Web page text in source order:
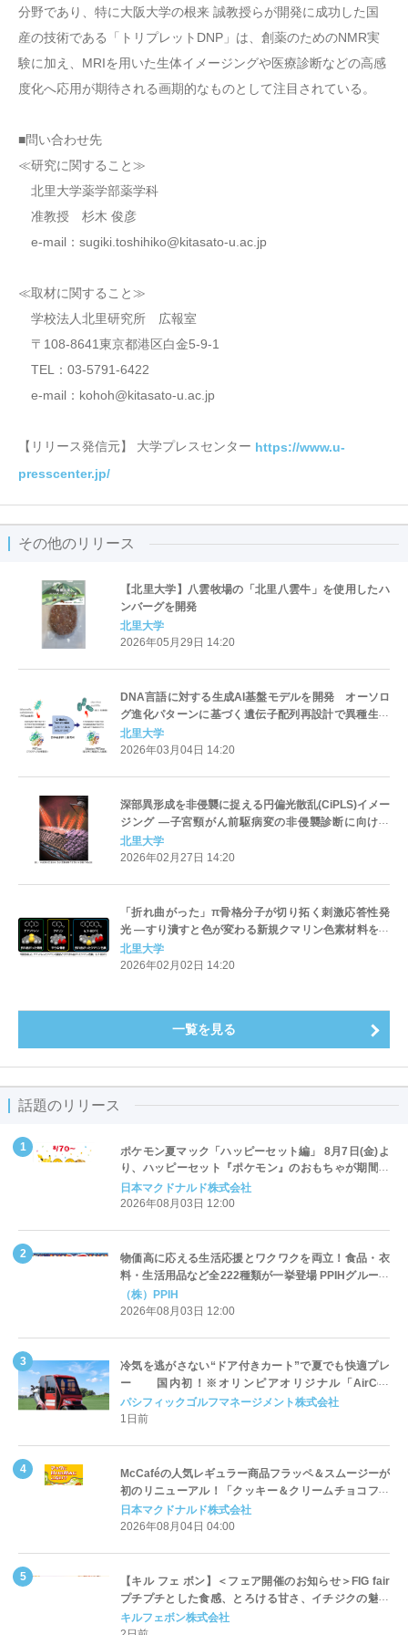
分野であり、特に大阪大学の根来 誠教授らが開発に成功した国
産の技術である「トリプレットDNP」は、創薬のためのNMR実
験に加え、MRIを用いた生体イメージングや医療診断などの高感
度化へ応用が期待される画期的なものとして注目されている。
■問い合わせ先
≪研究に関すること≫
北里大学薬学部薬学科
准教授 杉木 俊彦
e-mail：sugiki.toshihiko@kitasato-u.ac.jp
≪取材に関すること≫
学校法人北里研究所 広報室
〒108-8641東京都港区白金5-9-1
TEL：03-5791-6422
e-mail：kohoh@kitasato-u.ac.jp
【リリース発信元】 大学プレスセンター https://www.u-
presscenter.jp/
その他のリリース
【北里大学】八雲牧場の「北里八雲牛」を使用したハ
ンバーグを開発
北里大学
2026年05月29日 14:20
DNA言語に対する生成AI基盤モデルを開発 オーソロ
グ進化パターンに基づく遺伝子配列再設計で異種生物
での高発現を可能に ～バクテリアのプラスチック分解
能力を最大約10倍向上～（北里大学）
北里大学
2026年03月04日 14:20
深部異形成を非侵襲に捉える円偏光散乱(CiPLS)イメー
ジング ―子宮頸がん前駆病変の非侵襲診断に向けて
―（北里大学）
北里大学
2026年02月27日 14:20
「折れ曲がった」π骨格分子が切り拓く刺激応答性発
光 ―すり潰すと色が変わる新規クマリン色素材料を開
発―（北里大学）
北里大学
2026年02月02日 14:20
一覧を見る
話題のリリース
ポケモン夏マック「ハッピーセット編」 8月7日(金)よ
り、ハッピーセット『ポケモン』のおもちゃが期間限
定登場
日本マクドナルド株式会社
2026年08月03日 12:00
物価高に応える生活応援とワクワクを両立！食品・衣
料・生活用品など全222種類が一挙登場 PPIHグループ
「夏福袋」＆セール 8月6日(木)より順次スタート
（株）PPIH
2026年08月03日 12:00
冷気を逃がさない“ドア付きカート”で夏でも快適プレ
ー 国内初！※オリンピアオリジナル「AirCon
Cart（エアコンカート）」導入 | ＰＧＭ
パシフィックゴルフマネージメント株式会社
1日前
McCaféの人気レギュラー商品フラッペ＆スムージーが
初のリニューアル！「クッキー＆クリームチョコフラ
ッペ」「マンゴースムージー」8月5日（水）から販売
開始
日本マクドナルド株式会社
2026年08月04日 04:00
【キル フェ ボン】＜フェア開催のお知らせ＞FIG fair
プチプチとした食感、とろける甘さ、イチジクの魅力
をたっぷりと。新作を含め、イチジク尽くしの全4種が
登場8月20日（木）スタート
キルフェボン株式会社